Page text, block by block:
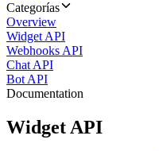
Categorías
Overview
Widget API
Webhooks API
Chat API
Bot API
Documentation
Widget API